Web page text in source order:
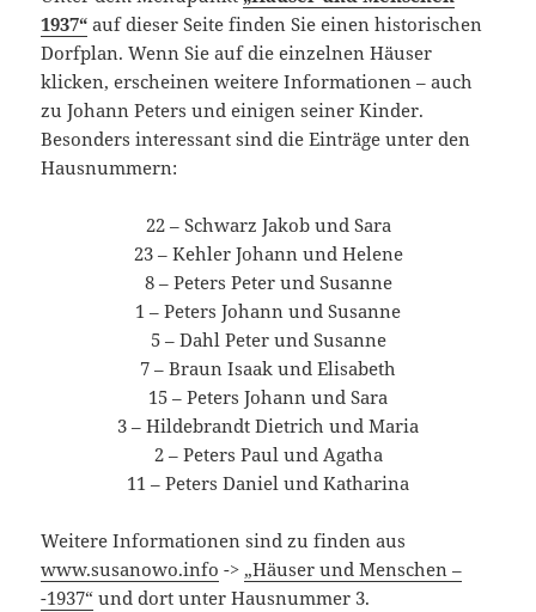
1937“ auf dieser Seite finden Sie einen historischen
Dorfplan. Wenn Sie auf die einzelnen Häuser
klicken, erscheinen weitere Informationen – auch
zu Johann Peters und einigen seiner Kinder.
Besonders interessant sind die Einträge unter den
Hausnummern:
22 – Schwarz Jakob und Sara
23 – Kehler Johann und Helene
8 – Peters Peter und Susanne
1 – Peters Johann und Susanne
5 – Dahl Peter und Susanne
7 – Braun Isaak und Elisabeth
15 – Peters Johann und Sara
3 – Hildebrandt Dietrich und Maria
2 – Peters Paul und Agatha
11 – Peters Daniel und Katharina
Weitere Informationen sind zu finden aus
www.susanowo.info -> „Häuser und Menschen –
-1937“ und dort unter Hausnummer 3.